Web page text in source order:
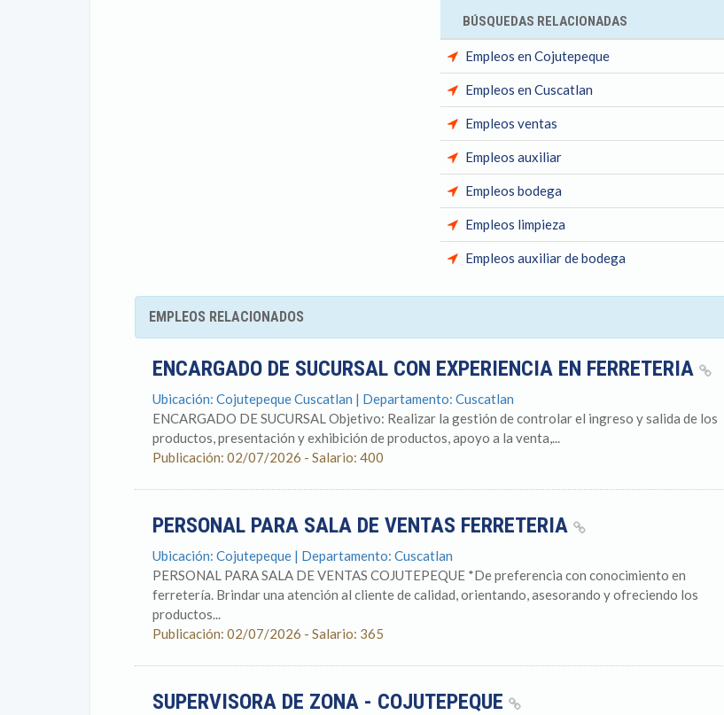
BÚSQUEDAS RELACIONADAS
Empleos en Cojutepeque
Empleos en Cuscatlan
Empleos ventas
Empleos auxiliar
Empleos bodega
Empleos limpieza
Empleos auxiliar de bodega
EMPLEOS RELACIONADOS
ENCARGADO DE SUCURSAL CON EXPERIENCIA EN FERRETERIA
Ubicación: Cojutepeque Cuscatlan | Departamento: Cuscatlan
ENCARGADO DE SUCURSAL Objetivo: Realizar la gestión de controlar el ingreso y salida de los
productos, presentación y exhibición de productos, apoyo a la venta,...
Publicación: 02/07/2026 - Salario: 400
PERSONAL PARA SALA DE VENTAS FERRETERIA
Ubicación: Cojutepeque | Departamento: Cuscatlan
PERSONAL PARA SALA DE VENTAS COJUTEPEQUE *De preferencia con conocimiento en
ferretería. Brindar una atención al cliente de calidad, orientando, asesorando y ofreciendo los
productos...
Publicación: 02/07/2026 - Salario: 365
SUPERVISORA DE ZONA - COJUTEPEQUE